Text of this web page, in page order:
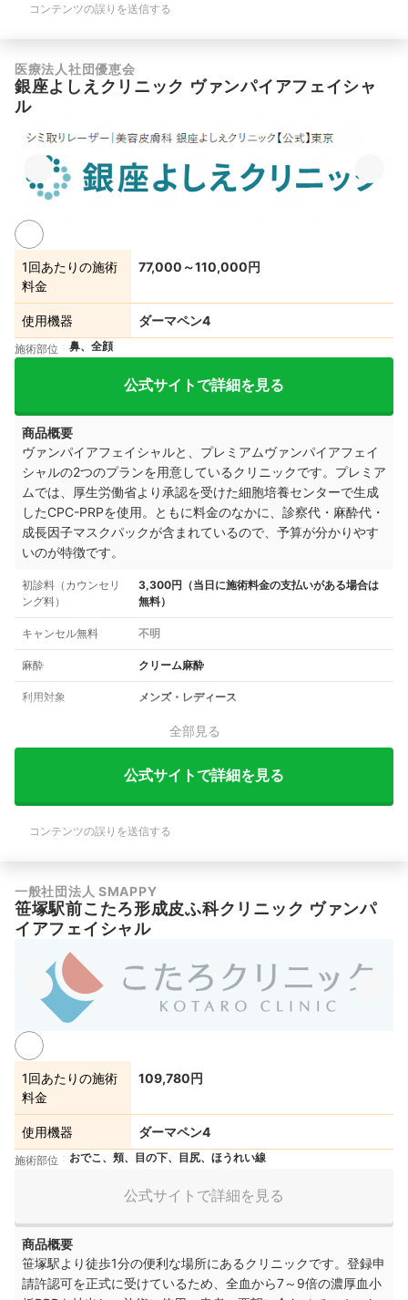
コンテンツの誤りを送信する
医療法人社団優恵会
銀座よしえクリニック ヴァンパイアフェイシャ
ル
1回あたりの施術
料金
77,000～110,000円
使用機器 ダーマペン4
施術部位 鼻、全顔
公式サイトで詳細を見る
商品概要
ヴァンパイアフェイシャルと、プレミアムヴァンパイアフェイ
シャルの2つのプランを用意しているクリニックです。プレミア
ムでは、厚生労働省より承認を受けた細胞培養センターで生成
したCPC-PRPを使用。ともに料金のなかに、診察代・麻酔代・
成長因子マスクパックが含まれているので、予算が分かりやす
いのが特徴です。
初診料（カウンセリ
ング料）
3,300円（当日に施術料金の支払いがある場合は
無料）
キャンセル無料 不明
麻酔 クリーム麻酔
利用対象 メンズ・レディース
全部見る
公式サイトで詳細を見る
コンテンツの誤りを送信する
一般社団法人 SMAPPY
笹塚駅前こたろ形成皮ふ科クリニック ヴァンパ
イアフェイシャル
1回あたりの施術
料金
109,780円
使用機器 ダーマペン4
施術部位 おでこ、頬、目の下、目尻、ほうれい線
公式サイトで詳細を見る
商品概要
笹塚駅より徒歩1分の便利な場所にあるクリニックです。登録申
請許認可を正式に受けているため、全血から7～9倍の濃厚血小